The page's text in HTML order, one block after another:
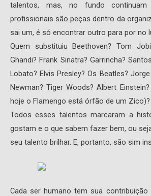
talentos, mas, no fundo
profissionais são peças dentro da
sai um, é só encontrar outro para por no
Quem substituiu Beethoven? Tom
Ghandi? Frank Sinatra? Garrincha?
Lobato? Elvis Presley? Os Beatles?
Newman? Tiger Woods? Albert
hoje o Flamengo está órfão de um Zico)?
Todos esses talentos marcaram a
gostam e o que sabem fazer bem, ou
seu talento brilhar. E, portanto, são sim
Cada ser humano tem sua